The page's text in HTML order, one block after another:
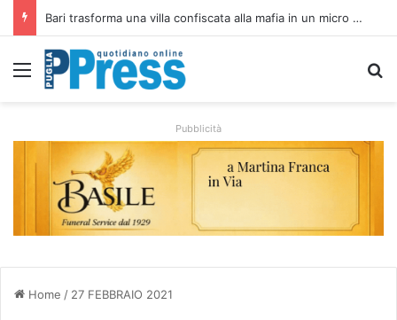
Bari trasforma una villa confiscata alla mafia in un micro nido: nasce anche il cimitero per animali
Menu
Pubblicità
Home / 27 FEBBRAIO 2021